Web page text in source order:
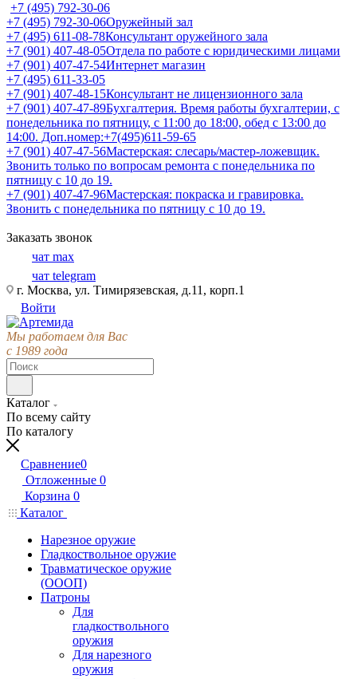
+7 (495) 792-30-06
+7 (495) 792-30-06Оружейный зал
+7 (495) 611-08-78Консультант оружейного зала
+7 (901) 407-48-05Отдела по работе с юридическими лицами
+7 (901) 407-47-54Интернет магазин
+7 (495) 611-33-05
+7 (901) 407-48-15Консультант не лицензионного зала
+7 (901) 407-47-89Бухгалтерия. Время работы бухгалтерии, с
понедельника по пятницу, с 11:00 до 18:00, обед с 13:00 до
14:00. Доп.номер:+7(495)611-59-65
+7 (901) 407-47-56Мастерская: слесарь/мастер-ложевщик.
Звонить только по вопросам ремонта с понедельника по
пятницу с 10 до 19.
+7 (901) 407-47-96Мастерская: покраска и гравировка.
Звонить с понедельника по пятницу с 10 до 19.
Заказать звонок
чат max
чат telegram
г. Москва, ул. Тимирязевская, д.11, корп.1
Войти
Мы работаем для Вас
с 1989 года
Каталог
По всему сайту
По каталогу
Сравнение0
Отложенные 0
Корзина 0
Каталог
Нарезное оружие
Гладкоствольное оружие
Травматическое оружие
(ОООП)
Патроны
Для
гладкоствольного
оружия
Для нарезного
оружия